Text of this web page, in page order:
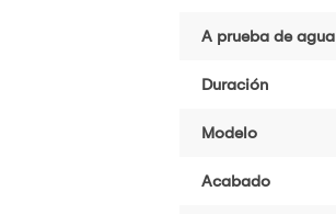
A prueba de agua
Duración
Modelo
Acabado